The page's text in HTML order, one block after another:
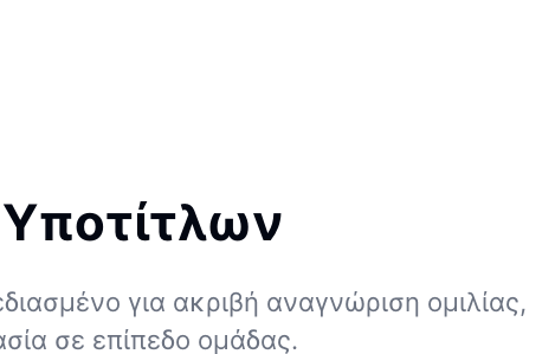
Υποτίτλων
για ακριβή αναγνώριση ομιλίας,
σε επίπεδο ομάδας.